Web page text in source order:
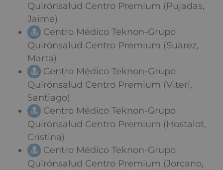
Quirónsalud Centro Premium (Pujadas,
Jaime)
Centro Médico Teknon-Grupo
Quirónsalud Centro Premium (Suarez,
Marta)
Centro Médico Teknon-Grupo
Quirónsalud Centro Premium (Viteri,
Santiago)
Centro Médico Teknon-Grupo
Quirónsalud Centro Premium (Hostalot,
Cristina)
Centro Médico Teknon-Grupo
Quirónsalud Centro Premium (Jorcano,